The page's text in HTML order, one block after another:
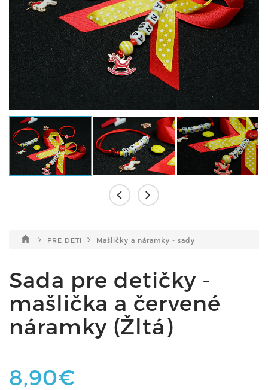
PRE DETI Mašličky a náramky - sady
Sada pre detičky -
mašlička a červené
náramky (Žltá)
8,90€